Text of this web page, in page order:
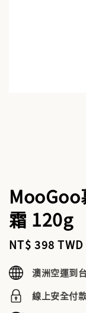
霜 120g
Sale
NT$ 398 TWD
澳洲空運到
線上安全付